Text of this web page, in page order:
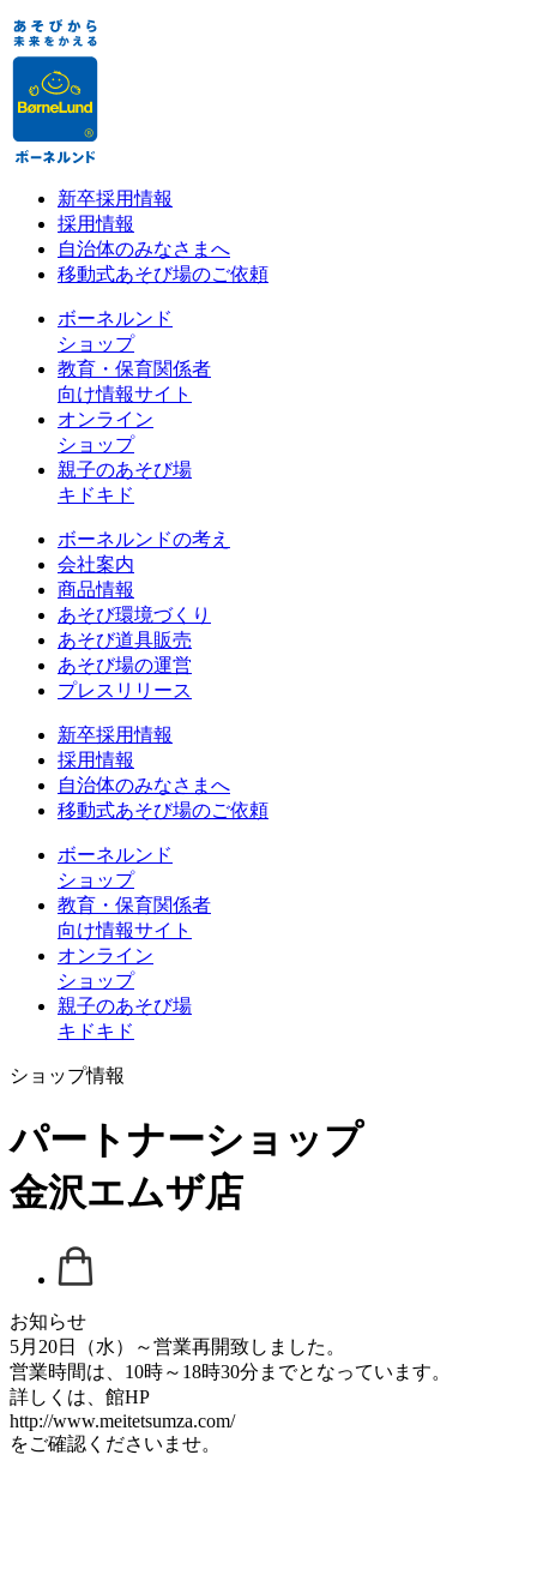
新卒採用情報
採用情報
自治体のみなさまへ
移動式あそび場のご依頼
ボーネルンド
ショップ
教育・保育関係者
向け情報サイト
オンライン
ショップ
親子のあそび場
キドキド
ボーネルンドの考え
会社案内
商品情報
あそび環境づくり
あそび道具販売
あそび場の運営
プレスリリース
新卒採用情報
採用情報
自治体のみなさまへ
移動式あそび場のご依頼
ボーネルンド
ショップ
教育・保育関係者
向け情報サイト
オンライン
ショップ
親子のあそび場
キドキド
ショップ情報
パートナーショップ
金沢エムザ店
お知らせ
5月20日（水）～営業再開致しました。
営業時間は、10時～18時30分までとなっています。
詳しくは、館HP
http://www.meitetsumza.com/
をご確認くださいませ。